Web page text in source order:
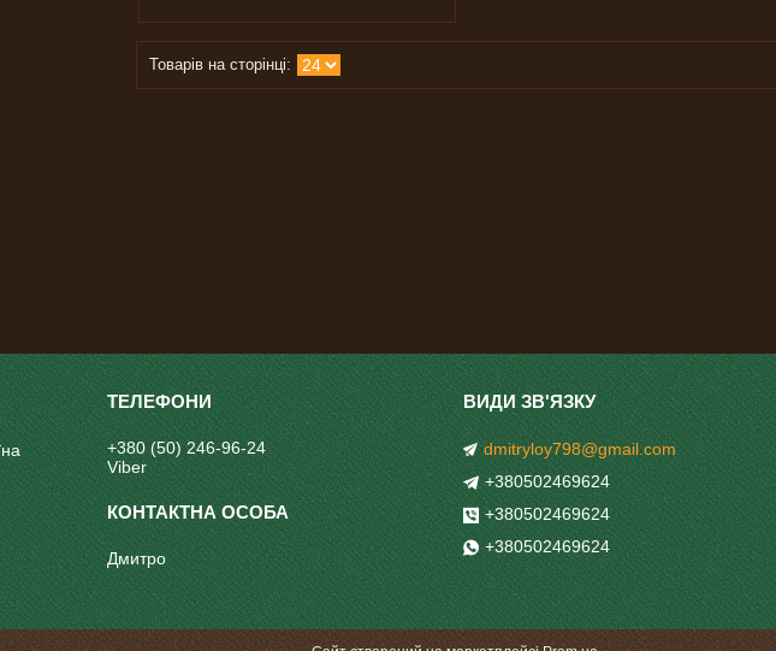
+380 (50) 246-96-24
Viber
Дмитро
dmitryloy798@gmail.com
+380502469624
+380502469624
+380502469624